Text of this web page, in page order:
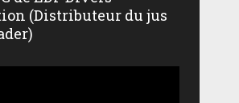
(Distributeur du jus